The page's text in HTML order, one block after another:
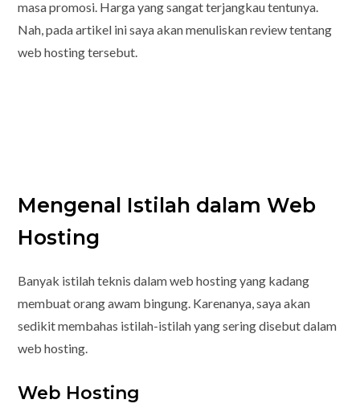
masa promosi. Harga yang sangat terjangkau tentunya.
Nah, pada artikel ini saya akan menuliskan review tentang
web hosting tersebut.
Mengenal Istilah dalam Web
Hosting
Banyak istilah teknis dalam web hosting yang kadang
membuat orang awam bingung. Karenanya, saya akan
sedikit membahas istilah-istilah yang sering disebut dalam
web hosting.
Web Hosting